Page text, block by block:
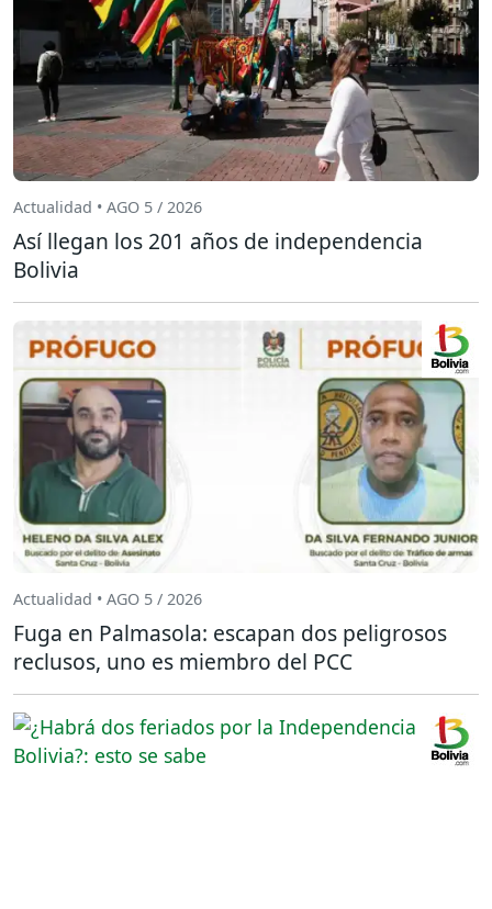
Actualidad • AGO 5 / 2026
Así llegan los 201 años de independencia
Bolivia
Actualidad • AGO 5 / 2026
Fuga en Palmasola: escapan dos peligrosos
reclusos, uno es miembro del PCC